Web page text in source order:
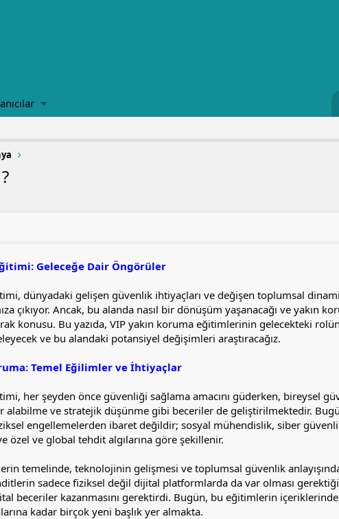
Geleceğe Dair Öngörüler
dünyadaki gelişen güvenlik ihtiyaçları ve değişen toplumsal
çıkıyor. Ancak, bu alanda nasıl bir dönüşüm yaşanacağı ve yakın
konusu. Bu yazıda, VIP yakın koruma eğitimlerinin gelecekteki
ve bu alandaki potansiyel değişimleri araştıracağız.
Temel Eğilimler ve İhtiyaçlar
her şeyden önce güvenliği sağlama amacını güderken, bireysel
alabilme ve stratejik düşünme gibi beceriler de geliştirilmektedir.
engellemelerden ibaret değildir; sosyal mühendislik, siber
özel ve global tehdit algılarına göre şekillenir.
temelinde, teknolojinin gelişmesi ve toplumsal güvenlik
sadece fiziksel değil dijital platformlarda da var olması
beceriler kazanmasını gerektirdi. Bugün, bu eğitimlerin
kadar birçok yeni başlık yer almakta.